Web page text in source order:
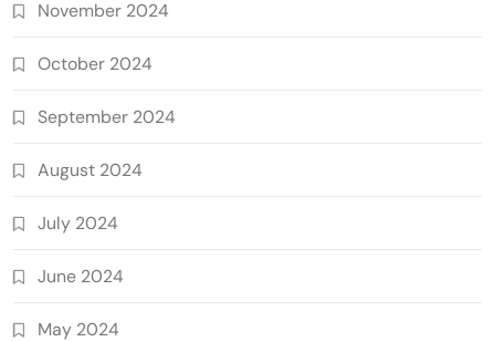
November 2024
October 2024
September 2024
August 2024
July 2024
June 2024
May 2024